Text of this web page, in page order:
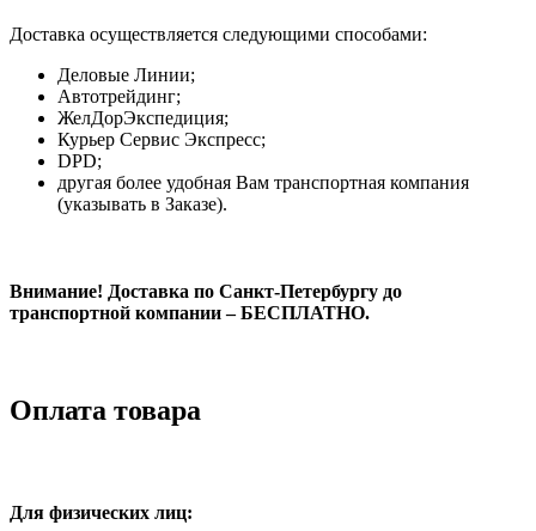
Доставка осуществляется следующими способами:
Деловые Линии;
Автотрейдинг;
ЖелДорЭкспедиция;
Курьер Сервис Экспресс;
DPD;
другая более удобная Вам транспортная компания
(указывать в Заказе).
Внимание! Доставка по Санкт-Петербургу до
транспортной компании – БЕСПЛАТНО.
Оплата товара
Для физических лиц: